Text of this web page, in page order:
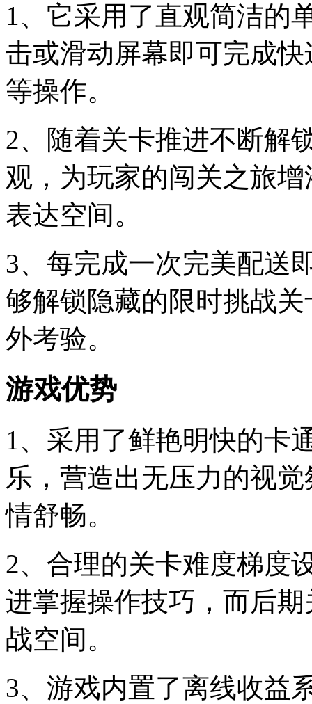
1、它采用了直观简洁的
击或滑动屏幕即可完成
等操作。
2、随着关卡推进不断解
观，为玩家的闯关之旅
表达空间。
3、每完成一次完美配送
够解锁隐藏的限时挑战
外考验。
游戏优势
1、采用了鲜艳明快的卡
乐，营造出无压力的视
情舒畅。
2、合理的关卡难度梯度
进掌握操作技巧，而后
战空间。
3、游戏内置了离线收益